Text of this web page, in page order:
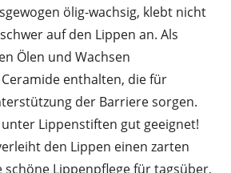
ölig-wachsig, klebt nicht
auf den Lippen an. Als
Ölen und Wachsen
enthalten, die für
der Barriere sorgen.
Lippenstiften gut geeignet!
den Lippen einen zarten
schöne Lippenpflege für tagsüber,